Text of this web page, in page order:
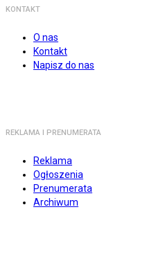
KONTAKT
O nas
Kontakt
Napisz do nas
REKLAMA I PRENUMERATA
Reklama
Ogłoszenia
Prenumerata
Archiwum